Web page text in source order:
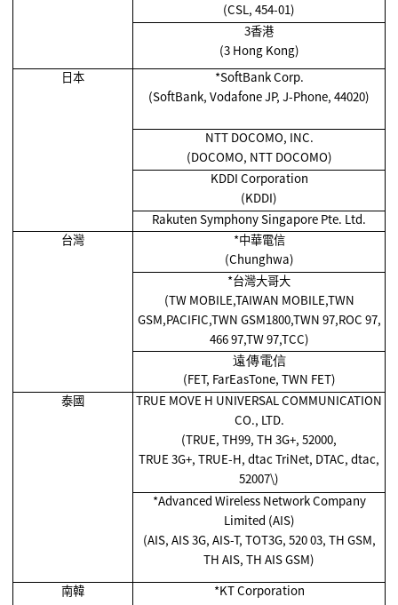
(CSL, 454-01)
3香港
(3 Hong Kong)
日本
*SoftBank Corp.
(SoftBank, Vodafone JP, J-Phone, 44020)
NTT DOCOMO, INC.
(DOCOMO, NTT DOCOMO)
KDDI Corporation
(KDDI)
Rakuten Symphony Singapore Pte. Ltd.
台灣
*中華電信
(Chunghwa)
*台灣大哥大
(TW MOBILE,TAIWAN MOBILE,TWN
GSM,PACIFIC,TWN GSM1800,TWN 97,ROC 97,
466 97,TW 97,TCC)
遠傳電信
(FET, FarEasTone, TWN FET)
泰國
TRUE MOVE H UNIVERSAL COMMUNICATION
CO., LTD.
(TRUE, TH99, TH 3G+, 52000,
TRUE 3G+, TRUE-H, dtac TriNet, DTAC, dtac,
52007\)
*Advanced Wireless Network Company
Limited (AIS)
(AIS, AIS 3G, AIS-T, TOT3G, 520 03, TH GSM,
TH AIS, TH AIS GSM)
南韓
*KT Corporation